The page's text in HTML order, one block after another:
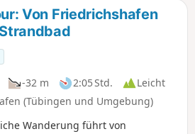
Von Friedrichshafen
-32 m 2:05 Std.
Leicht
(Tübingen und Umgebung)
Wanderung führt von